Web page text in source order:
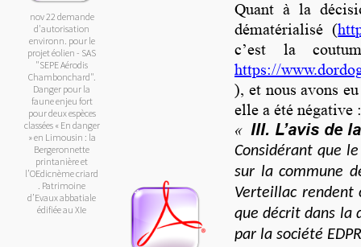
Quant à la
dématérialisé (
c’est la
https://
), et nous avons
elle a été négative :
« III. L’avis de
Considérant que
sur la commune
Verteillac rendent
que décrit dans la
par la société
nov 22 demande
d'autorisation
environn. pour le
projet éolien - SAS
"SEPE Aérodis
Chambonchard".
Danger pour la
faune enjeu fort
pour deux espèces
classées « En danger
» en Limousin : la
Bergeronnette
printanière et
l’OEdicnème criard
. Patrimoine
d’Evaux abbatiale
édifiée au XIe